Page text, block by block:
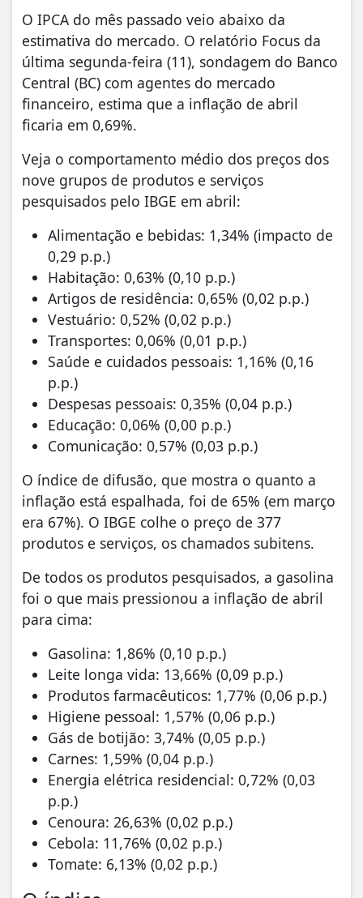
O IPCA do mês passado veio abaixo da
estimativa do mercado. O relatório Focus da
última segunda-feira (11), sondagem do Banco
Central (BC) com agentes do mercado
financeiro, estima que a inflação de abril
ficaria em 0,69%.
Veja o comportamento médio dos preços dos
nove grupos de produtos e serviços
pesquisados pelo IBGE em abril:
Alimentação e bebidas: 1,34% (impacto de
0,29 p.p.)
Habitação: 0,63% (0,10 p.p.)
Artigos de residência: 0,65% (0,02 p.p.)
Vestuário: 0,52% (0,02 p.p.)
Transportes: 0,06% (0,01 p.p.)
Saúde e cuidados pessoais: 1,16% (0,16
p.p.)
Despesas pessoais: 0,35% (0,04 p.p.)
Educação: 0,06% (0,00 p.p.)
Comunicação: 0,57% (0,03 p.p.)
O índice de difusão, que mostra o quanto a
inflação está espalhada, foi de 65% (em março
era 67%). O IBGE colhe o preço de 377
produtos e serviços, os chamados subitens.
De todos os produtos pesquisados, a gasolina
foi o que mais pressionou a inflação de abril
para cima:
Gasolina: 1,86% (0,10 p.p.)
Leite longa vida: 13,66% (0,09 p.p.)
Produtos farmacêuticos: 1,77% (0,06 p.p.)
Higiene pessoal: 1,57% (0,06 p.p.)
Gás de botijão: 3,74% (0,05 p.p.)
Carnes: 1,59% (0,04 p.p.)
Energia elétrica residencial: 0,72% (0,03
p.p.)
Cenoura: 26,63% (0,02 p.p.)
Cebola: 11,76% (0,02 p.p.)
Tomate: 6,13% (0,02 p.p.)